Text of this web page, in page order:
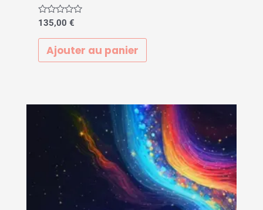
Note
sur
135,00€
Ajouter au panier